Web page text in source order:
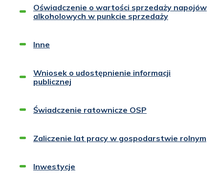
Oświadczenie o wartości sprzedaży napojów
alkoholowych w punkcie sprzedaży
Inne
Wniosek o udostępnienie informacji
publicznej
Świadczenie ratownicze OSP
Zaliczenie lat pracy w gospodarstwie rolnym
Inwestycje